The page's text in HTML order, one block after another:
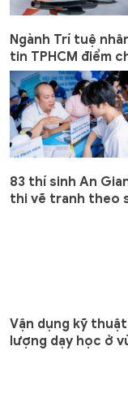
Ngành Trí tuệ
tin TPHCM điểm
83 thí sinh An
thi vẽ tranh theo
Vận dụng kỹ
lượng dạy học ở